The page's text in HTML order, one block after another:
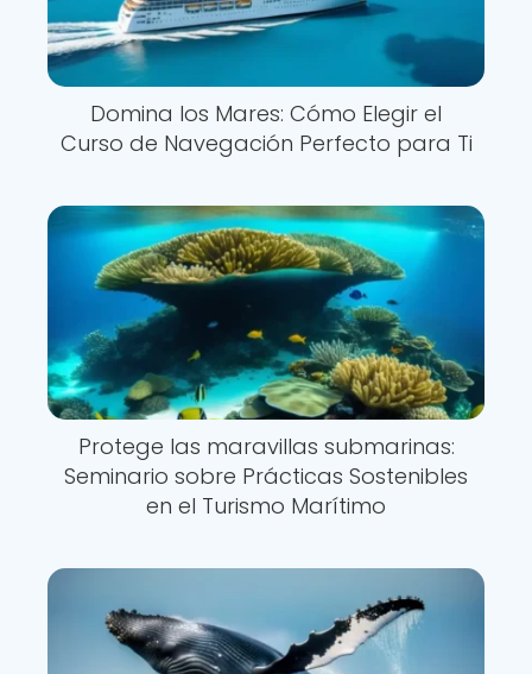
Domina los Mares: Cómo Elegir el
Curso de Navegación Perfecto para Ti
Protege las maravillas submarinas:
Seminario sobre Prácticas Sostenibles
en el Turismo Marítimo